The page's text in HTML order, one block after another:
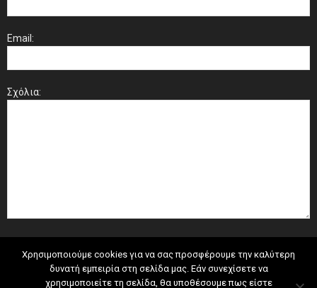
Email:
Σχόλια:
Χρησιμοποιούμε cookies για να σας προσφέρουμε την καλύτερη
δυνατή εμπειρία στη σελίδα μας. Εάν συνεχίσετε να
χρησιμοποιείτε τη σελίδα, θα υποθέσουμε πως είστε